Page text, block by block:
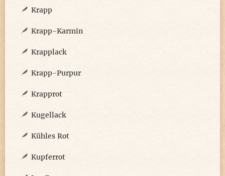
Krapp
Krapp-Karmin
Krapplack
Krapp-Purpur
Krapprot
Kugellack
Kühles Rot
Kupferrot